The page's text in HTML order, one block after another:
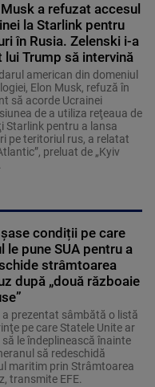
a refuzat accesul
la Starlink pentru
în Rusia. Zelenski i-a
lui Trump să intervină
american din domeniul
Elon Musk, refuză în
să acorde Ucrainei
de a utiliza reţeaua de
Starlink pentru a lansa
pe teritoriul rus, a relatat
preluat de „Kyiv
șase condiții pe care
le pune SUA pentru a
strâmtoarea
după „două războaie
a prezentat sâmbătă o listă
pe care Statele Unite ar
le îndeplinească înainte
să redeschidă
maritim prin Strâmtoarea
transmite EFE.